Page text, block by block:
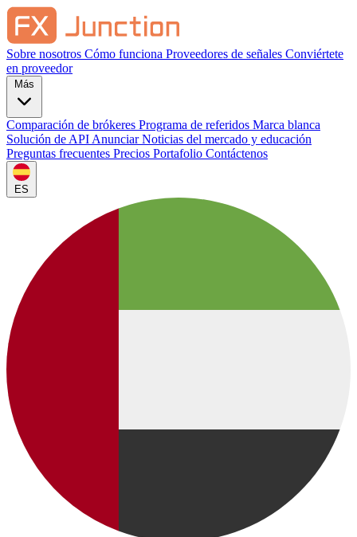
Sobre nosotros Cómo funciona Proveedores de señales Conviértete
en proveedor
Comparación de brókeres Programa de referidos Marca blanca
Solución de API AnunciarNoticias del mercado y educación
Preguntas frecuentes Precios Portafolio Contáctenos
ES